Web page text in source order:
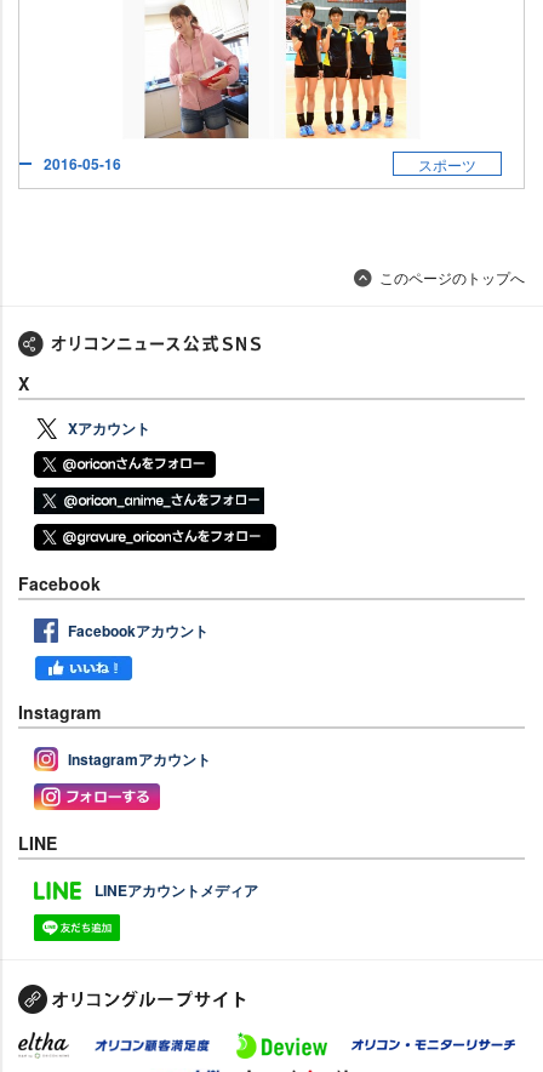
2016-05-16 スポーツ
このページのトップへ
X
Xアカウント
Facebook
Facebookアカウント
Instagram
Instagramアカウント
LINE
LINEアカウントメディア